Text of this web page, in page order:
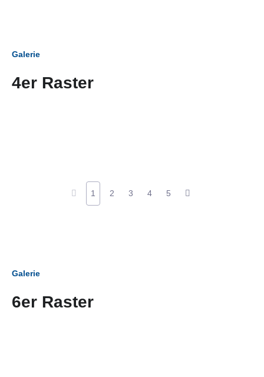
Galerie
4er Raster
1 2 3 4 5
Galerie
6er Raster